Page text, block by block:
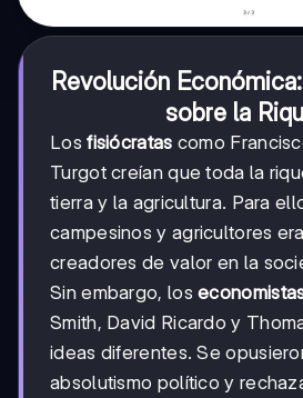
Revolución
sobre la
Losfisiócratas como
Turgot creían que toda la
tierra y la agricultura. Para
campesinos y agricultores
creadores de valor en la
Sin embargo, los
Smith, David Ricardo y
ideas diferentes. Se
absolutismo político y